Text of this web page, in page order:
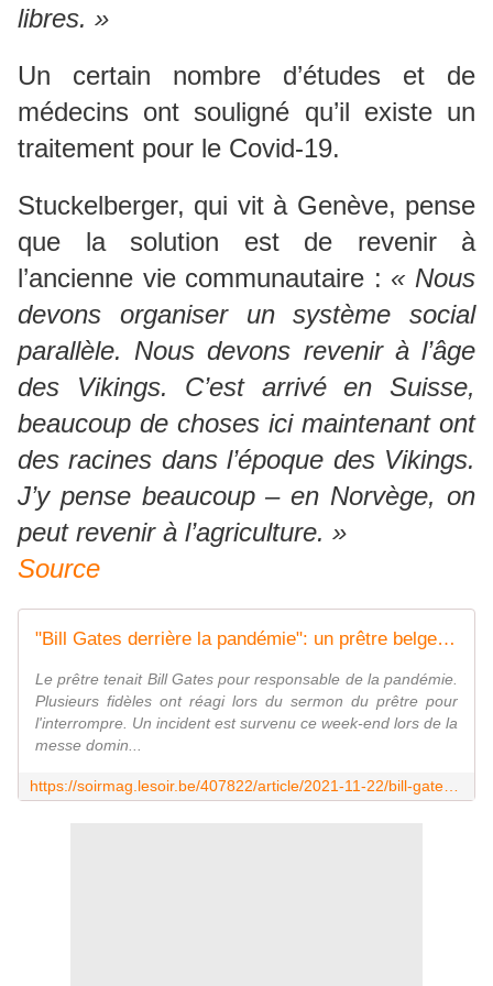
libres. »
Un certain nombre d’études et de
médecins ont souligné qu’il existe un
traitement pour le Covid-19.
Stuckelberger, qui vit à Genève, pense
que la solution est de revenir à
l’ancienne vie communautaire : « Nous
devons organiser un système social
parallèle. Nous devons revenir à l’âge
des Vikings. C’est arrivé en Suisse,
beaucoup de choses ici maintenant ont
des racines dans l’époque des Vikings.
J’y pense beaucoup – en Norvège, on
peut revenir à l’agriculture. »
Source
"Bill Gates derrière la pandémie": un prêtre belge congédié après un sermon complotiste
Le prêtre tenait Bill Gates pour responsable de la pandémie.
Plusieurs fidèles ont réagi lors du sermon du prêtre pour
l'interrompre. Un incident est survenu ce week-end lors de la
messe domin...